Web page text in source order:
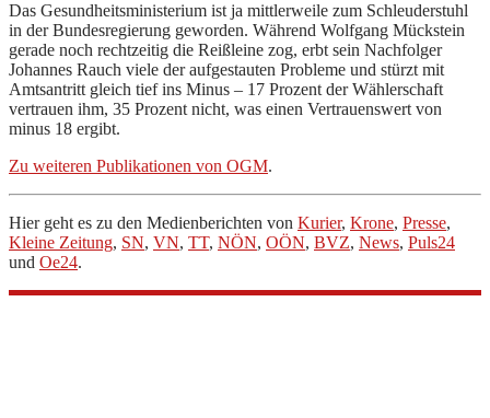
Das Gesundheitsministerium ist ja mittlerweile zum Schleuderstuhl
in der Bundesregierung geworden. Während Wolfgang Mückstein
gerade noch rechtzeitig die Reißleine zog, erbt sein Nachfolger
Johannes Rauch viele der aufgestauten Probleme und stürzt mit
Amtsantritt gleich tief ins Minus – 17 Prozent der Wählerschaft
vertrauen ihm, 35 Prozent nicht, was einen Vertrauenswert von
minus 18 ergibt.
Zu weiteren Publikationen von OGM.
Hier geht es zu den Medienberichten von Kurier, Krone, Presse,
Kleine Zeitung, SN, VN, TT, NÖN, OÖN, BVZ, News, Puls24
und Oe24.